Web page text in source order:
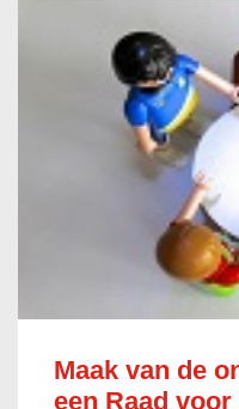
Maak van de
een Raad